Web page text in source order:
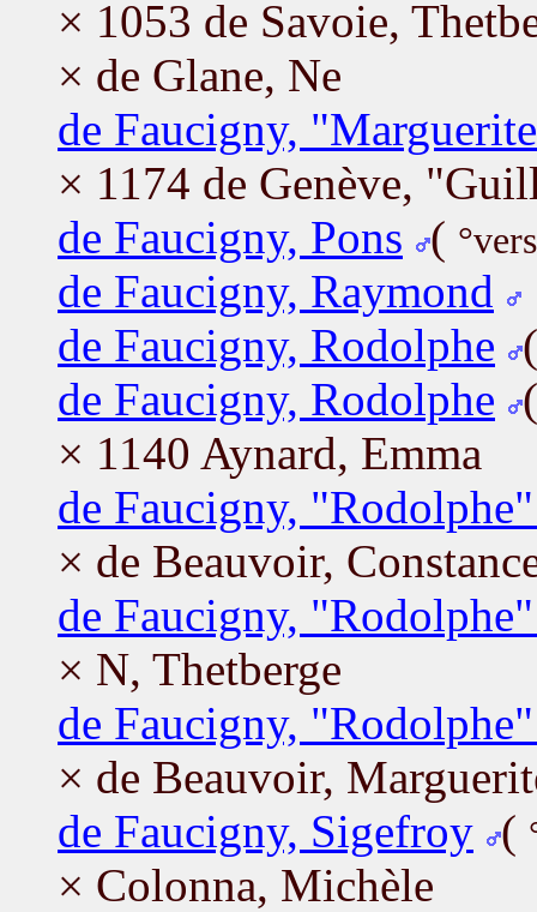
× 1053 de Savoie,
× de Glane, Ne
de Faucigny,
× 1174 de Genève,
de Faucigny, Pons (
de Faucigny, Raymond
de Faucigny, Rodolphe
de Faucigny, Rodolphe
× 1140 Aynard, Emma
de Faucigny,
× de Beauvoir,
de Faucigny,
× N, Thetberge
de Faucigny,
× de Beauvoir,
de Faucigny, Sigefroy (
× Colonna, Michèle